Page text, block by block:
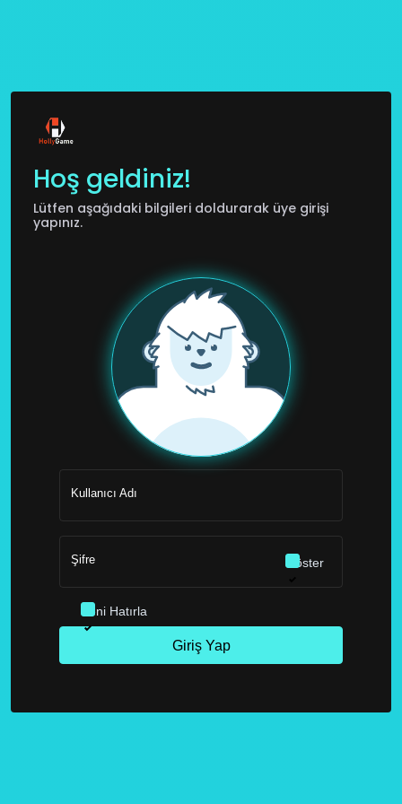
Hoş geldiniz!
Lütfen aşağıdaki bilgileri doldurarak üye girişi
yapınız.
Kullanıcı Adı
Şifre Göster
Beni Hatırla
Giriş Yap